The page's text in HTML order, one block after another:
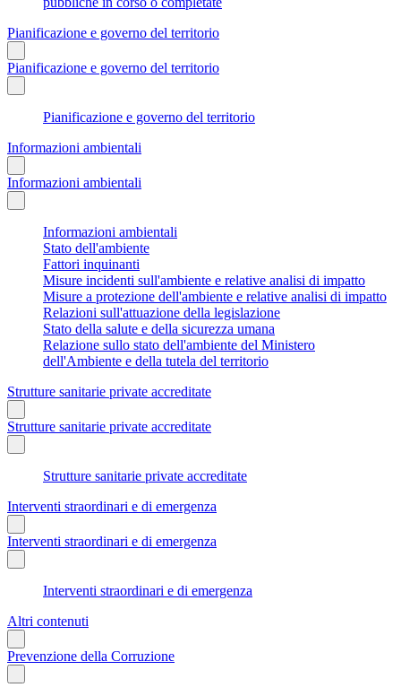
Pianificazione e governo del territorio
Pianificazione e governo del territorio
Pianificazione e governo del territorio
Informazioni ambientali
Informazioni ambientali
Informazioni ambientali
Stato dell'ambiente
Fattori inquinanti
Misure incidenti sull'ambiente e relative analisi di impatto
Misure a protezione dell'ambiente e relative analisi di impatto
Relazioni sull'attuazione della legislazione
Stato della salute e della sicurezza umana
Relazione sullo stato dell'ambiente del Ministero
dell'Ambiente e della tutela del territorio
Strutture sanitarie private accreditate
Strutture sanitarie private accreditate
Strutture sanitarie private accreditate
Interventi straordinari e di emergenza
Interventi straordinari e di emergenza
Interventi straordinari e di emergenza
Altri contenuti
Prevenzione della Corruzione